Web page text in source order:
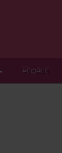
PEOPLE